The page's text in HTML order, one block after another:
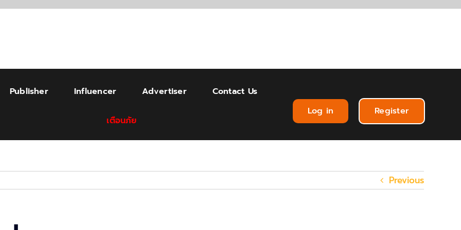
Publisher Influencer Advertiser Contact Us
เตือนภัย
Log in Register
Previous